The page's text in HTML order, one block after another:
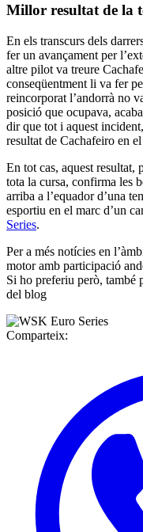
Millor resultat de la
En els transcurs dels
fer un avançament per
altre pilot va treure
conseqüentment li va fer
reincorporat l’andorrà no
posició que ocupava,
dir que tot i aquest
resultat de Cachafeiro en
En tot cas, aquest resultat,
tota la cursa, confirma les
arriba a l’equador d’una
esportiu en el marc d’un
Series.
Per a més notícies en
motor amb participació
Si ho preferiu però, també
del blog
Comparteix: